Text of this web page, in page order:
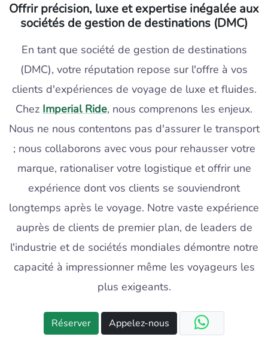
Offrir précision, luxe et expertise inégalée aux
sociétés de gestion de destinations (DMC)
En tant que société de gestion de destinations
(DMC), votre réputation repose sur l'offre à vos
clients d'expériences de voyage de luxe et fluides.
Chez Imperial Ride, nous comprenons les enjeux.
Nous ne nous contentons pas d'assurer le transport
; nous collaborons avec vous pour rehausser votre
marque, rationaliser votre logistique et offrir une
expérience dont vos clients se souviendront
longtemps après le voyage. Notre vaste expérience
auprès de clients de premier plan, de leaders de
l'industrie et de sociétés mondiales démontre notre
capacité à impressionner même les voyageurs les
plus exigeants.
Réserver Appelez-nous